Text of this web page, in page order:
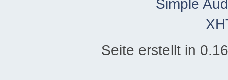
Simple
Seite erstellt in